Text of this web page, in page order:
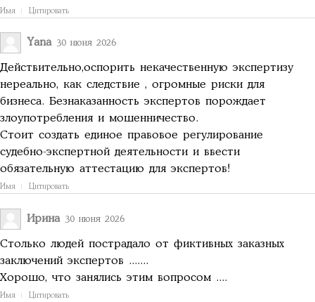
Имя Цитировать
Yana 30 июня 2026
Действительно,оспорить некачественную экспертизу
нереально, как следствие , огромные риски для
бизнеса. Безнаказанность экспертов порождает
злоупотребления и мошенничество.
Стоит создать единое правовое регулирование
судебно-экспертной деятельности и ввести
обязательную аттестацию для экспертов!
Имя Цитировать
Ирина 30 июня 2026
Столько людей пострадало от фиктивных заказных
заключений экспертов .......
Хорошо, что занялись этим вопросом ....
Имя Цитировать